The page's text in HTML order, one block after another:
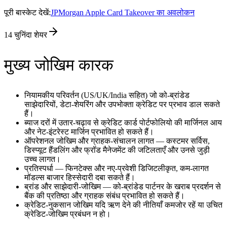
पूरी बास्केट देखें:JPMorgan Apple Card Takeover का अवलोकन
14 चुनिंदा शेयर
मुख्य जोखिम कारक
नियामकीय परिवर्तन (US/UK/India सहित) जो को‑ब्रांडेड
साझेदारियों, डेटा‑शेयरिंग और उपभोक्ता क्रेडिट पर प्रभाव डाल सकते
हैं।
ब्याज दरों में उतार‑चढ़ाव से क्रेडिट कार्ड पोर्टफोलियो की मार्जिनल आय
और नेट‑इंटरेस्ट मार्जिन प्रभावित हो सकते हैं।
ऑपरेशनल जोखिम और ग्राहक‑संचालन लागत — कस्टमर सर्विस,
डिस्प्यूट हैंडलिंग और फ्रॉड मैनेजमेंट की जटिलताएँ और उनसे जुड़ी
उच्च लागत।
प्रतिस्पर्धा — फिनटेक्स और नए‑प्रवेशी डिजिटलीकृत, कम‑लागत
मॉडल्स बाजार हिस्सेदारी दबा सकते हैं।
ब्रांड और साझेदारी‑जोखिम — को‑ब्रांडेड पार्टनर के खराब प्रदर्शन से
बैंक की प्रतिष्ठा और ग्राहक संबंध प्रभावित हो सकते हैं।
क्रेडिट‑नुकसान जोखिम यदि ऋण देने की नीतियाँ कमजोर रहें या उचित
क्रेडिट‑जोखिम प्रबंधन न हो।